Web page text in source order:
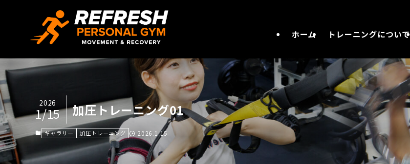
ホーム トレーニングについて
加圧トレーニング01
2026
1/15
ギャラリー 加圧トレーニング 2026.1.15